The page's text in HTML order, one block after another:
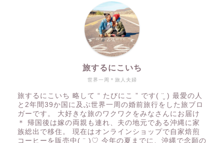
世界一周＊旅人夫婦
旅するにこいち
旅するにこいち 略して “ たびにこ ” です( ¨̮ ) 最愛の人
と2年間39か国に及ぶ世界一周の婚前旅行をした旅ブロ
ガーです。 大好きな旅のワクワクをみなさんにお届け
＊ 帰国後は嫁の両親も連れ、夫の地元である沖縄に家
族総出で移住。 現在はオンラインショップで自家焙煎
コーヒーを販売中( ¨̮ )♡ 今年の夏までに、沖縄で念願の